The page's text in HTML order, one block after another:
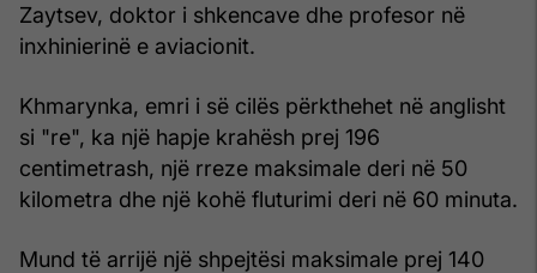
Zaytsev, doktor i shkencave dhe profesor në
inxhinierinë e aviacionit.
Khmarynka, emri i së cilës përkthehet në anglisht
si "re", ka një hapje krahësh prej 196
centimetrash, një rreze maksimale deri në 50
kilometra dhe një kohë fluturimi deri në 60 minuta.
Mund të arrijë një shpejtësi maksimale prej 140